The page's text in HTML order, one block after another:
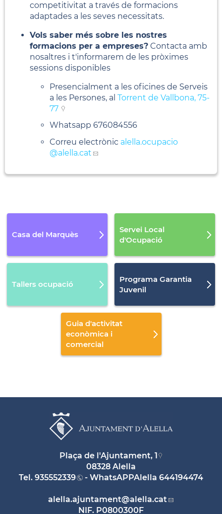
competitivitat a través de formacions
adaptades a les seves necessitats.
Vols saber més sobre les nostres
formacions per a empreses? Contacta amb
nosaltres i t'informarem de les pròximes
sessions disponibles
Presencialment a les oficines de Serveis
a les Persones, al Torrent de Vallbona, 75-
77
Whatsapp 676084556
Correu electrònic alella.ocupacio
@alella.cat
Casa del Marquès
Servei Local
d'Ocupació
Tallers ocupació
Programa Garantia
Juvenil
Guia d'activitat
econòmica i
comercial
Plaça de l'Ajuntament, 1
08328 Alella
Tel. 935552339 - WhatsAPPAlella 644194474
alella.ajuntament@alella.cat
NIF. P0800300F